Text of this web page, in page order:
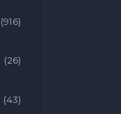
(916)
(26)
(43)